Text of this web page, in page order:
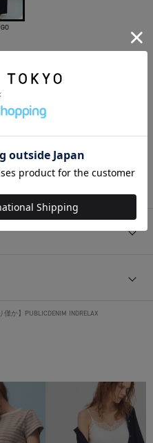
OUT
店舗在庫
僅か】PUBLICDENIM INDRELAX